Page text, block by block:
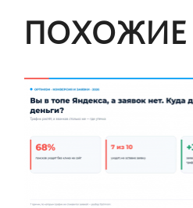
ПОХОЖИЕ